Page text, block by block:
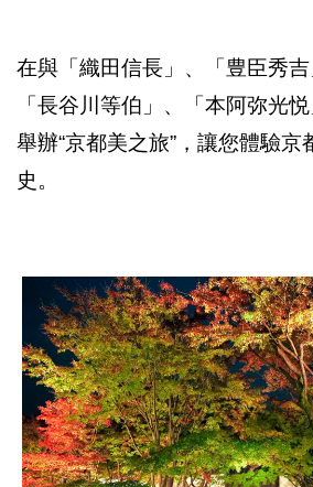
在與「織田信長」、「豊臣秀吉
「長谷川等伯」、「本阿弥光
舉辦“京都美之旅”，讓您體驗京
史。